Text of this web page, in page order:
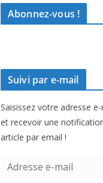
Abonnez-vous !
Suivi par e-mail
Saisissez votre adresse
et recevoir une
article par email !